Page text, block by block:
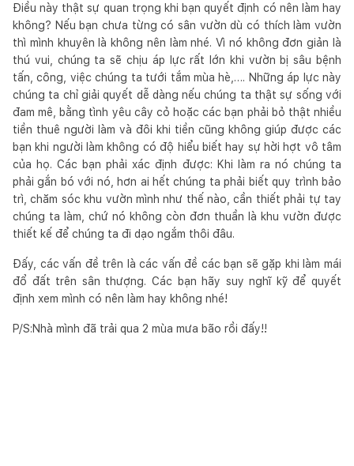
Điều này thật sự quan trọng khi bạn quyết định có nên làm hay
không? Nếu bạn chưa từng có sân vườn dù có thích làm vườn
thì mình khuyên là không nên làm nhé. Vì nó không đơn giản là
thú vui, chúng ta sẽ chịu áp lực rất lớn khi vườn bị sâu bệnh
tấn, công, việc chúng ta tưới tắm mùa hè,…. Những áp lực này
chúng ta chỉ giải quyết dễ dàng nếu chúng ta thật sự sống với
đam mê, bằng tình yêu cây cỏ hoặc các bạn phải bỏ thật nhiều
tiền thuê người làm và đôi khi tiền cũng không giúp được các
bạn khi người làm không có độ hiểu biết hay sự hời hợt vô tâm
của họ. Các bạn phải xác định được: Khi làm ra nó chúng ta
phải gắn bó với nó, hơn ai hết chúng ta phải biết quy trình bảo
trì, chăm sóc khu vườn mình như thế nào, cần thiết phải tự tay
chúng ta làm, chứ nó không còn đơn thuần là khu vườn được
thiết kế để chúng ta đi dạo ngắm thôi đâu.
Đấy, các vấn đề trên là các vấn đề các bạn sẽ gặp khi làm mái
đổ đất trên sân thượng. Các bạn hãy suy nghĩ kỹ để quyết
định xem mình có nên làm hay không nhé!
P/S:Nhà mình đã trải qua 2 mùa mưa bão rồi đấy!!